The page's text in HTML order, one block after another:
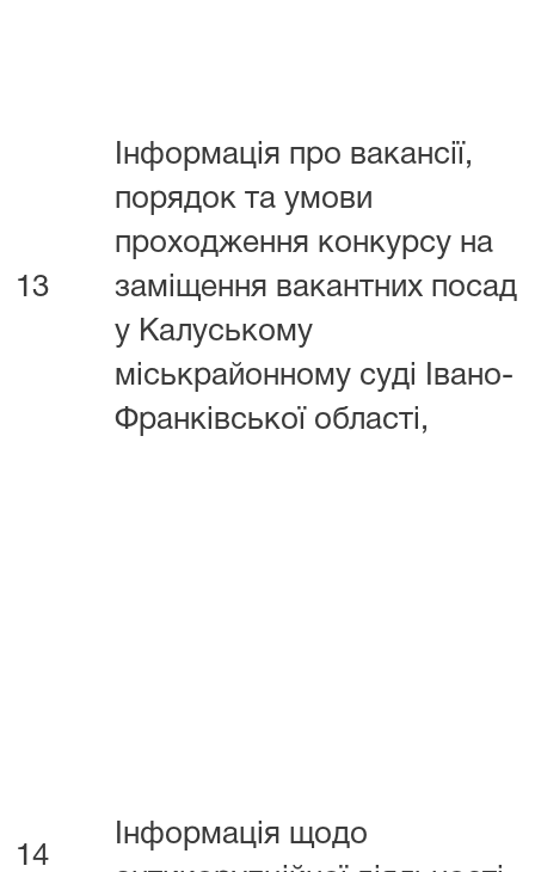
13
Інформація про вакансії,
порядок та умови
проходження конкурсу на
заміщення вакантних посад
у Калуському
міськрайонному суді Івано-
Франківської області,
14
Інформація щодо